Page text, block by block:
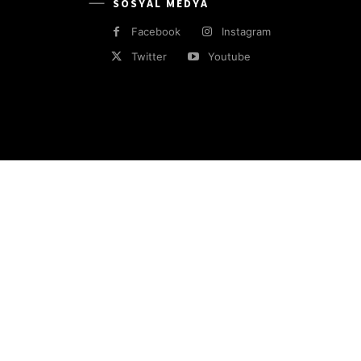
SOSYAL MEDYA
Facebook
Instagram
Twitter
Youtube